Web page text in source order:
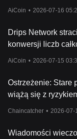
AiCoin • 2026-07-16
Drips Network
konwersji liczb
AiCoin • 2026-07-15
Ostrzeżenie: Stare
wiążą się z
Chaincatcher • 2026-07-
Wiadomości